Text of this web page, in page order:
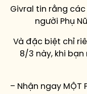
Givral tin rằng
người Phụ
Và đặc biệt chỉ
8/3 này, khi
– Nhận ngay MỘT